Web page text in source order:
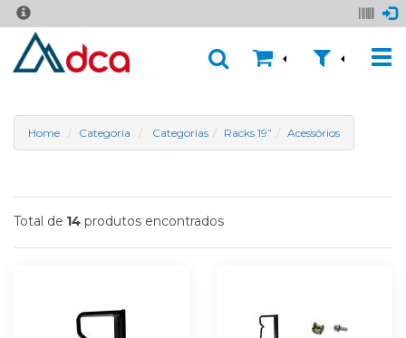
Home Categoria Categorias Racks 19” Acessórios
Total de 14 produtos encontrados